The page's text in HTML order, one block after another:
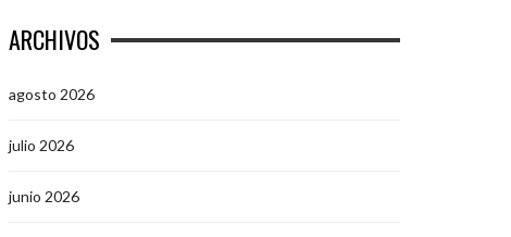
ARCHIVOS
agosto 2026
julio 2026
junio 2026